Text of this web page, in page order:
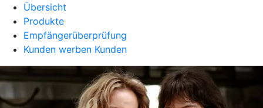
Übersicht
Produkte
Empfängerüberprüfung
Kunden werben Kunden